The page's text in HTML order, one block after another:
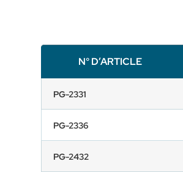
N° D’ARTICLE
PG-2331
PG-2336
PG-2432